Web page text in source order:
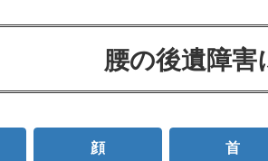
腰の後遺障害
顔 首